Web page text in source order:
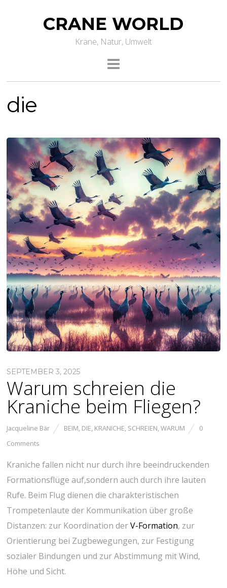
CRANE WORLD
Kräne, Natur, Umwelt
die
SEPTEMBER 3, 2025
Warum schreien die
Kraniche beim Fliegen?
Jacqueline Bär BEIM, DIE, KRANICHE, SCHREIEN,WARUM
0
Comments
Kraniche fallen nicht⁤ nur durch ihre beeindruckenden
Formationsflüge auf,sondern ⁢auch durch ihre lauten
⁣Rufe. Beim Flug⁤ dienen die charakteristischen
Trompetenlaute der Kommunikation über große‍
Distanzen: zur Koordination der‌V-Formation,⁤ zur
Orientierung bei Zugbewegungen, ‍zur Festigung
sozialer Bindungen ⁣und zur Abstimmung mit Wind,
Höhe und Sicht.